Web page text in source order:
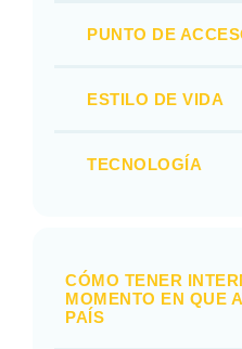
PUNTO DE
ESTILO DE VIDA
TECNOLOGÍA
CÓMO TENER
MOMENTO EN QUE
PAÍS